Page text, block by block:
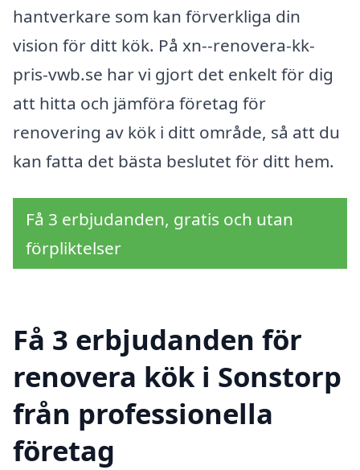
hantverkare som kan förverkliga din
vision för ditt kök. På xn--renovera-kk-
pris-vwb.se har vi gjort det enkelt för dig
att hitta och jämföra företag för
renovering av kök i ditt område, så att du
kan fatta det bästa beslutet för ditt hem.
Få 3 erbjudanden, gratis och utan
förpliktelser
Få 3 erbjudanden för
renovera kök i Sonstorp
från professionella
företag